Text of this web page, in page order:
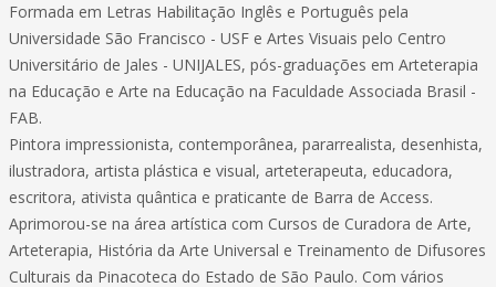
Formada em Letras Habilitação Inglês e Português pela
Universidade São Francisco - USF e Artes Visuais pelo Centro
Universitário de Jales - UNIJALES, pós-graduações em Arteterapia
na Educação e Arte na Educação na Faculdade Associada Brasil -
FAB.
Pintora impressionista, contemporânea, pararrealista, desenhista,
ilustradora, artista plástica e visual, arteterapeuta, educadora,
escritora, ativista quântica e praticante de Barra de Access.
Aprimorou-se na área artística com Cursos de Curadora de Arte,
Arteterapia, História da Arte Universal e Treinamento de Difusores
Culturais da Pinacoteca do Estado de São Paulo. Com vários